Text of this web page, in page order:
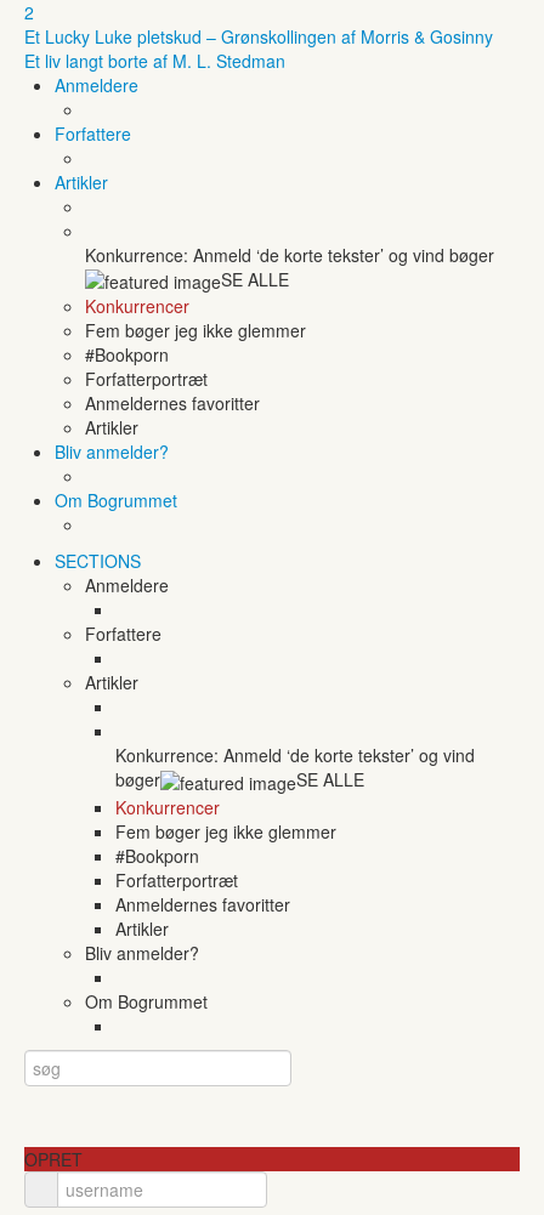
2
Et Lucky Luke pletskud – Grønskollingen af Morris & Gosinny
Et liv langt borte af M. L. Stedman
Anmeldere
Forfattere
Artikler
Konkurrence: Anmeld ‘de korte tekster’ og vind bøger
SE ALLE
Konkurrencer
Fem bøger jeg ikke glemmer
#Bookporn
Forfatterportræt
Anmeldernes favoritter
Artikler
Bliv anmelder?
Om Bogrummet
SECTIONS
Anmeldere
Forfattere
Artikler
Konkurrence: Anmeld ‘de korte tekster’ og vind
bøger
SE ALLE
Konkurrencer
Fem bøger jeg ikke glemmer
#Bookporn
Forfatterportræt
Anmeldernes favoritter
Artikler
Bliv anmelder?
Om Bogrummet
OPRET